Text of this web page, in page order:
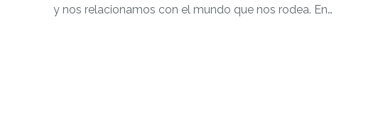
y nos relacionamos con el mundo que nos rodea. En…